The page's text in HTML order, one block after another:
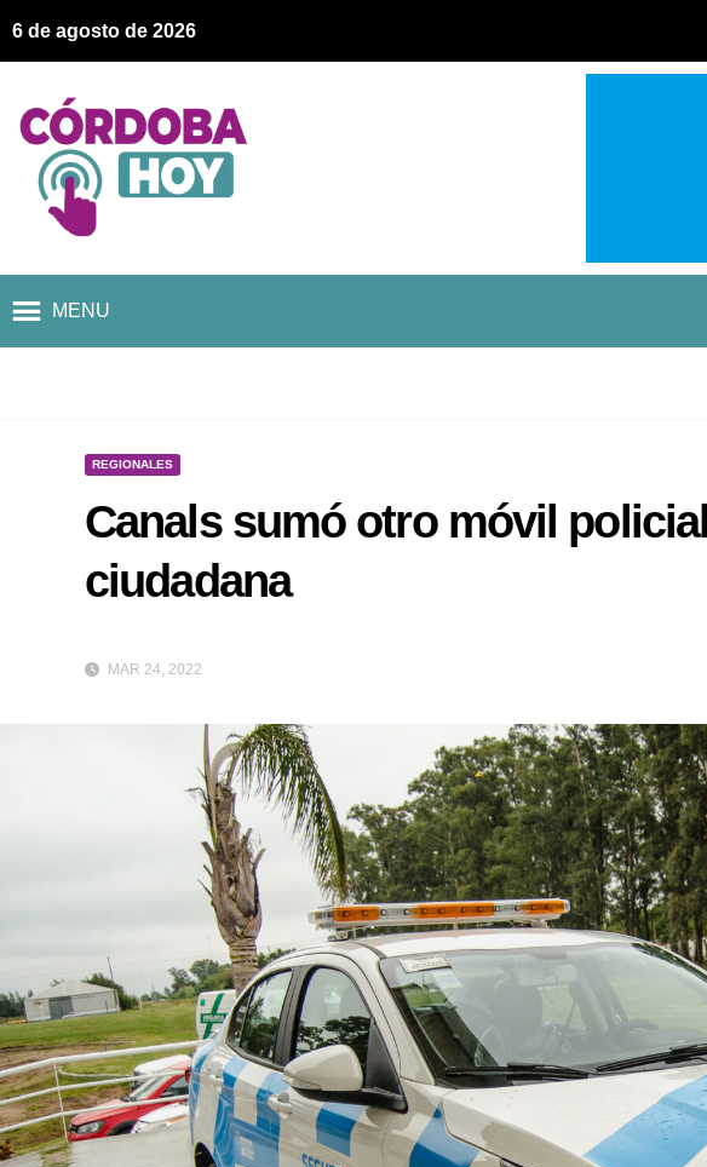
6 de agosto de 2026
MENU
REGIONALES
Canals sumó otro móvil
ciudadana
MAR 24, 2022